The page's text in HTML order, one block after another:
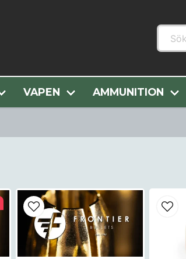
Sök...
VAPEN AMMUNITION
Hem Alla